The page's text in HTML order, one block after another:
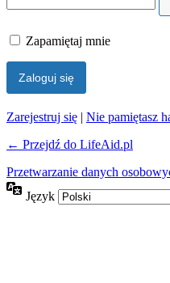
Zapamiętaj mnie
Zarejestruj się | Nie pamiętasz
← Przejdź do LifeAid.pl
Przetwarzanie danych
Język